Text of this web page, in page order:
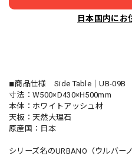
日本国内にお
◾︎商品仕様 Side Table｜UB-09B
寸法：W500×D430×H500mm
本体：ホワイトアッシュ材
天板：天然大理石
原産国：日本
シリーズ名のURBANO（ウルバー